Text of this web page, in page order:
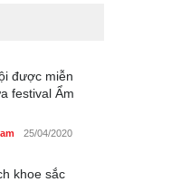
được miễn
festival Ẩm
25/04/2020
khoe sắc